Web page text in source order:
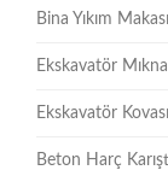
Bina Yıkım
Ekskavatör
Ekskavatör
Beton Harç